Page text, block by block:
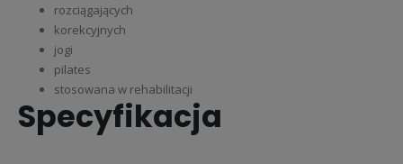
rozciągających
korekcyjnych
jogi
pilates
stosowana w rehabilitacji
Specyfikacja